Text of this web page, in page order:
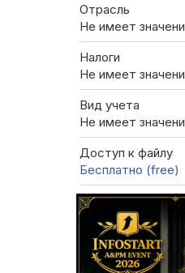
Отрасль
Не имеет
Налоги
Не имеет
Вид учета
Не имеет
Доступ к файлу
Бесплатно (free)